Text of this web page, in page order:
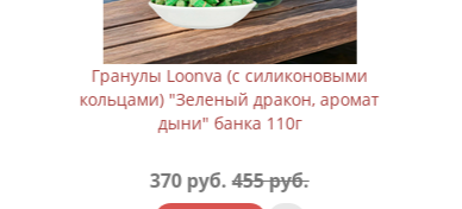
Защитные рукава Holygolem m10#2
529 руб. 935 руб.